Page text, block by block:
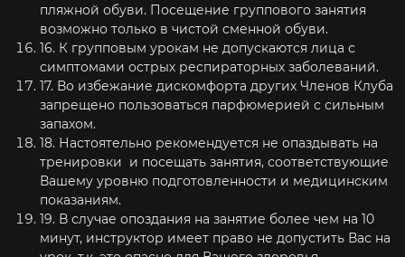
пляжной обуви. Посещение группового занятия
возможно только в чистой сменной обуви.
16. К групповым урокам не допускаются лица с
симптомами острых респираторных заболеваний.
17. Во избежание дискомфорта других Членов Клуба
запрещено пользоваться парфюмерией с сильным
запахом.
18. Настоятельно рекомендуется не опаздывать на
тренировки и посещать занятия, соответствующие
Вашему уровню подготовленности и медицинским
показаниям.
19. В случае опоздания на занятие более чем на 10
минут, инструктор имеет право не допустить Вас на